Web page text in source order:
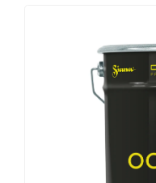
и эмали